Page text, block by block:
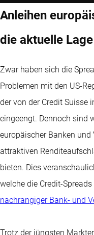
Anleihen
die aktuelle Lage
Zwar haben sich die
Problemen mit den US-
der von der Credit Suisse
eingeengt. Dennoch sind
europäischer Banken
attraktiven
bieten. Dies
welche die Credit-
nachrangiger Bank- und
Trotz der jüngsten